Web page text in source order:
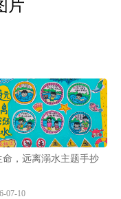
片
命，远离溺水主题手抄
07-10